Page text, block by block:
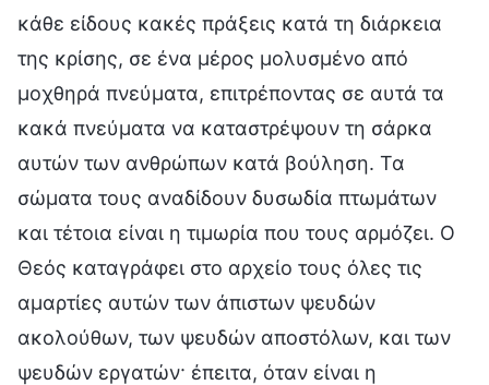
κάθε είδους κακές πράξεις κατά τη διάρκεια
της κρίσης, σε ένα μέρος μολυσμένο από
μοχθηρά πνεύματα, επιτρέποντας σε αυτά τα
κακά πνεύματα να καταστρέψουν τη σάρκα
αυτών των ανθρώπων κατά βούληση. Τα
σώματα τους αναδίδουν δυσωδία πτωμάτων
και τέτοια είναι η τιμωρία που τους αρμόζει. Ο
Θεός καταγράφει στο αρχείο τους όλες τις
αμαρτίες αυτών των άπιστων ψευδών
ακολούθων, των ψευδών αποστόλων, και των
ψευδών εργατών· έπειτα, όταν είναι η